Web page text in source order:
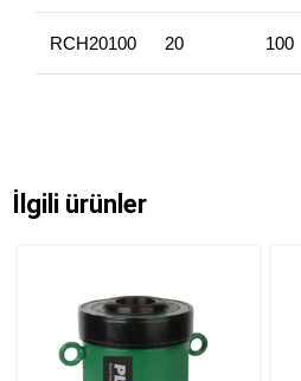
RCH20100 20 100
İlgili ürünler